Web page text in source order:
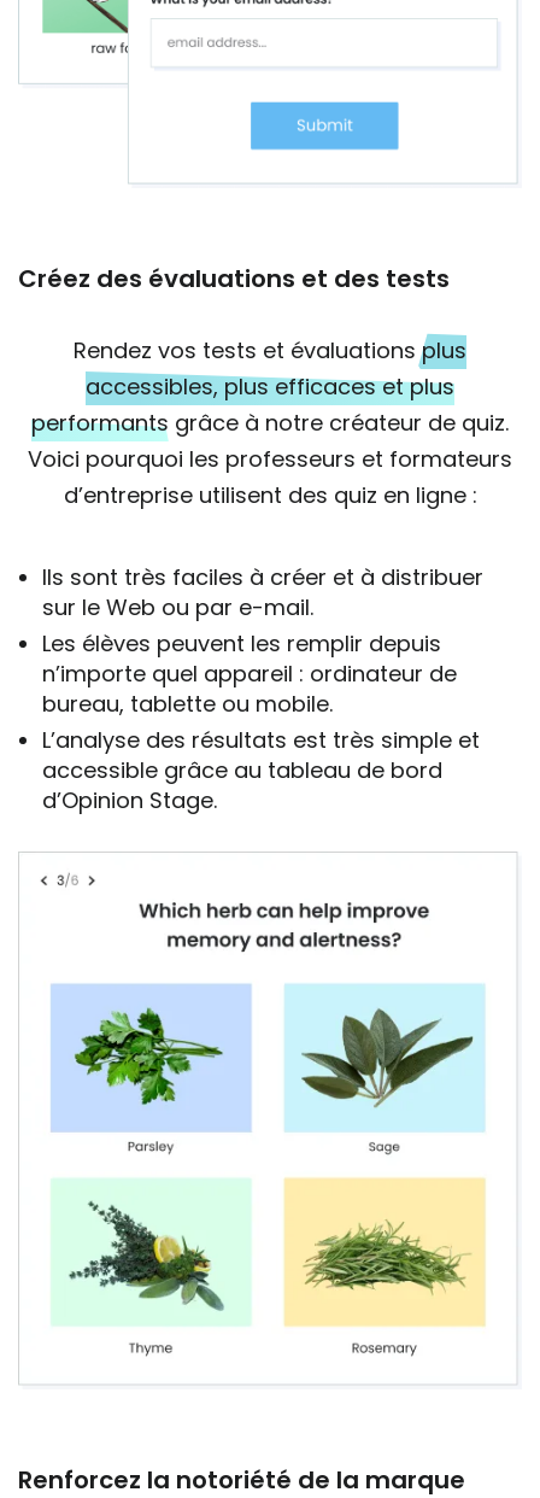
Créez des évaluations et des tests
Rendez vos tests et évaluationsplus
accessibles, plus efficaces et plus
performants grâce à notre créateur de quiz.
Voici pourquoi les professeurs et formateurs
d’entreprise utilisent des quiz en ligne :
Ils sont très faciles à créer et à distribuer
sur le Web ou par e-mail.
Les élèves peuvent les remplir depuis
n’importe quel appareil : ordinateur de
bureau, tablette ou mobile.
L’analyse des résultats est très simple et
accessible grâce au tableau de bord
d’Opinion Stage.
Renforcez la notoriété de la marque